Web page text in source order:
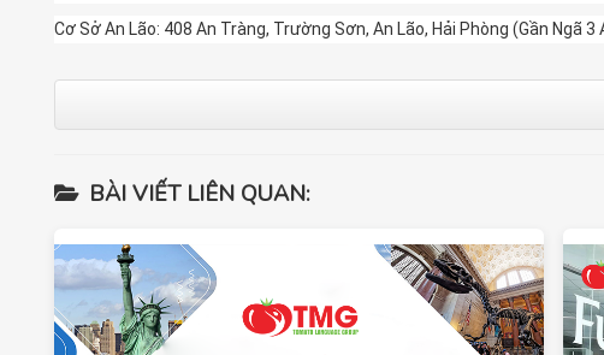
Cơ Sở An Lão: 408 An Tràng, Trường Sơn, An Lão, Hải Phòng (Gần Ngã
BÀI VIẾT LIÊN QUAN: